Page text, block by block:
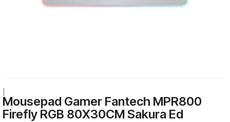
Mousepad Gamer Fantech MPR800
Firefly RGB 80X30CM Sakura Ed